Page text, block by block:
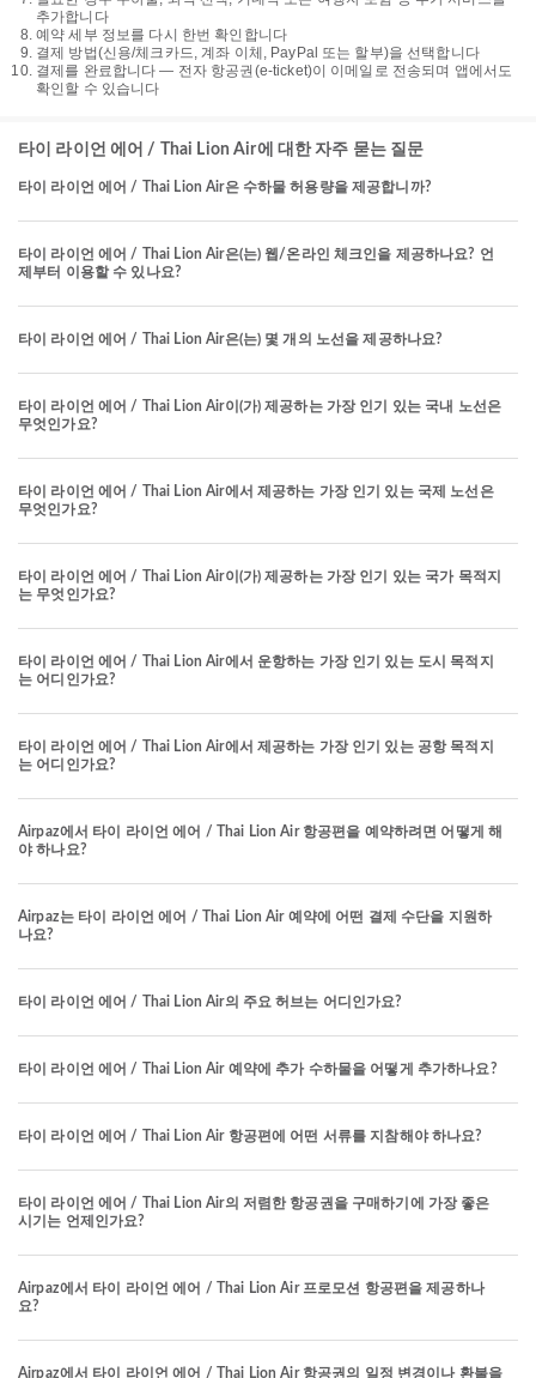
추가합니다
예약 세부 정보를 다시 한번 확인합니다
결제 방법(신용/체크카드, 계좌 이체, PayPal 또는 할부)을 선택합니다
결제를 완료합니다 — 전자 항공권(e-ticket)이 이메일로 전송되며 앱에서도
확인할 수 있습니다
타이 라이언 에어 / Thai Lion Air에 대한 자주 묻는 질문
타이 라이언 에어 / Thai Lion Air은 수하물 허용량을 제공합니까?
타이 라이언 에어 / Thai Lion Air은(는) 웹/온라인 체크인을 제공하나요? 언
제부터 이용할 수 있나요?
타이 라이언 에어 / Thai Lion Air은(는) 몇 개의 노선을 제공하나요?
타이 라이언 에어 / Thai Lion Air이(가) 제공하는 가장 인기 있는 국내 노선은
무엇인가요?
타이 라이언 에어 / Thai Lion Air에서 제공하는 가장 인기 있는 국제 노선은
무엇인가요?
타이 라이언 에어 / Thai Lion Air이(가) 제공하는 가장 인기 있는 국가 목적지
는 무엇인가요?
타이 라이언 에어 / Thai Lion Air에서 운항하는 가장 인기 있는 도시 목적지
는 어디인가요?
타이 라이언 에어 / Thai Lion Air에서 제공하는 가장 인기 있는 공항 목적지
는 어디인가요?
Airpaz에서 타이 라이언 에어 / Thai Lion Air 항공편을 예약하려면 어떻게 해
야 하나요?
Airpaz는 타이 라이언 에어 / Thai Lion Air 예약에 어떤 결제 수단을 지원하
나요?
타이 라이언 에어 / Thai Lion Air의 주요 허브는 어디인가요?
타이 라이언 에어 / Thai Lion Air 예약에 추가 수하물을 어떻게 추가하나요?
타이 라이언 에어 / Thai Lion Air 항공편에 어떤 서류를 지참해야 하나요?
타이 라이언 에어 / Thai Lion Air의 저렴한 항공권을 구매하기에 가장 좋은
시기는 언제인가요?
Airpaz에서 타이 라이언 에어 / Thai Lion Air 프로모션 항공편을 제공하나
요?
Airpaz에서 타이 라이언 에어 / Thai Lion Air 항공권의 일정 변경이나 환불을